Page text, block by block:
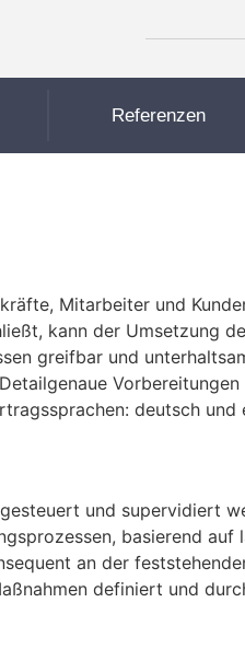
Referenzen
Mitarbeiter und
kann der Um­setzung
greifbar und
deutsch und
und supervidiert
basierend
an der
definiert und